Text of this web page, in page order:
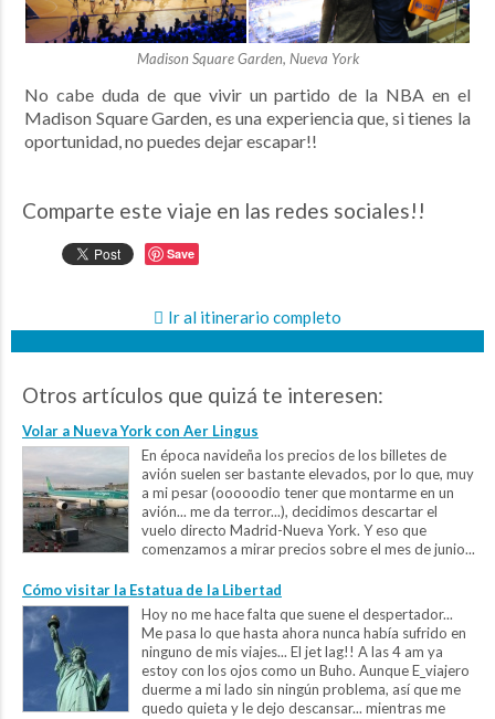
Madison Square Garden, Nueva York
No cabe duda de que vivir un partido de la NBA en el
Madison Square Garden, es una experiencia que, si tienes la
oportunidad, no puedes dejar escapar!!
Comparte este viaje en las redes sociales!!
Save
Ir al itinerario completo
Otros artículos que quizá te interesen:
Volar a Nueva York con Aer Lingus
En época navideña los precios de los billetes de
avión suelen ser bastante elevados, por lo que, muy
a mi pesar (ooooodio tener que montarme en un
avión... me da terror...), decidimos descartar el
vuelo directo Madrid-Nueva York. Y eso que
comenzamos a mirar precios sobre el mes de junio...
Cómo visitar la Estatua de la Libertad
Hoy no me hace falta que suene el despertador...
Me pasa lo que hasta ahora nunca había sufrido en
ninguno de mis viajes... El jet lag!! A las 4 am ya
estoy con los ojos como un Buho. Aunque E_viajero
duerme a mi lado sin ningún problema, así que me
quedo quieta y le dejo descansar... mientras me